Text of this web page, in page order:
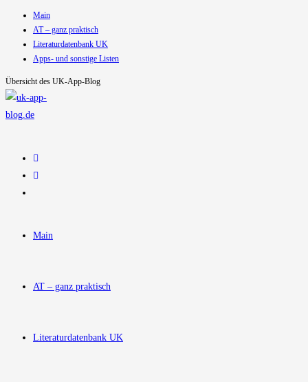
Inhalt
springen
Main
AT – ganz praktisch
Literaturdatenbank UK
Apps- und sonstige Listen
Übersicht des UK-App-Blog
Main
AT – ganz praktisch
Literaturdatenbank UK